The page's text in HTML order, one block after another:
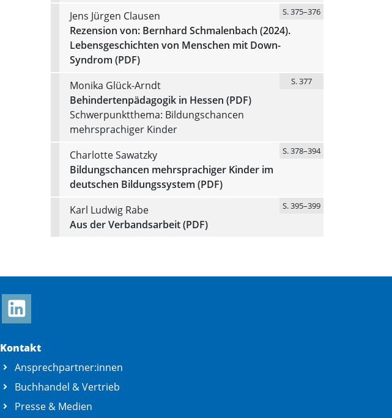
Jens Jürgen Clausen
S. 375–376
Rezension von: Bernhard Schmalenbach (2024).
Lebensgeschichten von Menschen mit Down-
Syndrom (PDF)
Monika Glück-Arndt
S. 377
Behindertenpädagogik in Hessen (PDF)
Schwerpunktthema: Bildungschancen
mehrsprachiger Kinder
Charlotte Sawatzky
S. 378–394
Bildungschancen mehrsprachiger Kinder im
deutschen Bildungssystem (PDF)
Karl Ludwig Rabe
S. 395–399
Aus der Verbandsarbeit (PDF)
Kontakt
Ansprechpartner:innen
Buchhandel & Vertrieb
Presse & Medien